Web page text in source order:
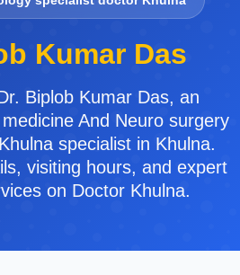
Kumar Das
Biplob Kumar Das, an
And Neuro surgery
specialist in Khulna.
visiting hours, and expert
on Doctor Khulna.